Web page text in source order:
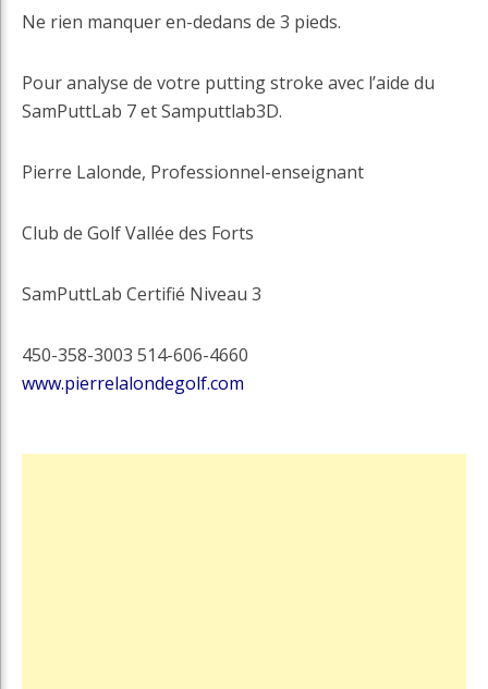
Ne rien manquer en-dedans de 3 pieds.
Pour analyse de votre putting stroke avec l’aide du
SamPuttLab 7 et Samputtlab3D.
Pierre Lalonde, Professionnel-enseignant
Club de Golf Vallée des Forts
SamPuttLab Certifié Niveau 3
450-358-3003 514-606-4660
www.pierrelalondegolf.com